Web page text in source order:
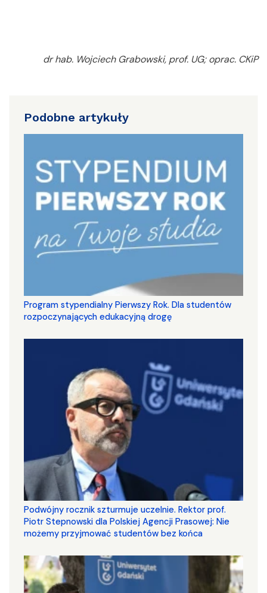
dr hab. Wojciech Grabowski, prof. UG; oprac. CKiP
Podobne artykuły
Program stypendialny Pierwszy Rok. Dla studentów
rozpoczynających edukacyjną drogę
Podwójny rocznik szturmuje uczelnie. Rektor prof.
Piotr Stepnowski dla Polskiej Agencji Prasowej: Nie
możemy przyjmować studentów bez końca